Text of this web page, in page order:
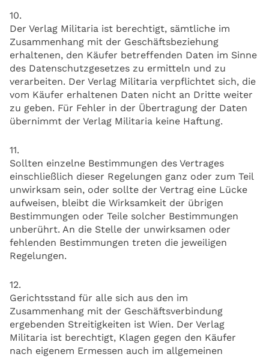
10.
Der Verlag Militaria ist berechtigt, sämtliche im
Zusammenhang mit der Geschäftsbeziehung
erhaltenen, den Käufer betreffenden Daten im Sinne
des Datenschutzgesetzes zu ermitteln und zu
verarbeiten. Der Verlag Militaria verpflichtet sich, die
vom Käufer erhaltenen Daten nicht an Dritte weiter
zu geben. Für Fehler in der Übertragung der Daten
übernimmt der Verlag Militaria keine Haftung.
11.
Sollten einzelne Bestimmungen des Vertrages
einschließlich dieser Regelungen ganz oder zum Teil
unwirksam sein, oder sollte der Vertrag eine Lücke
aufweisen, bleibt die Wirksamkeit der übrigen
Bestimmungen oder Teile solcher Bestimmungen
unberührt. An die Stelle der unwirksamen oder
fehlenden Bestimmungen treten die jeweiligen
Regelungen.
12.
Gerichtsstand für alle sich aus den im
Zusammenhang mit der Geschäftsverbindung
ergebenden Streitigkeiten ist Wien. Der Verlag
Militaria ist berechtigt, Klagen gegen den Käufer
nach eigenem Ermessen auch im allgemeinen